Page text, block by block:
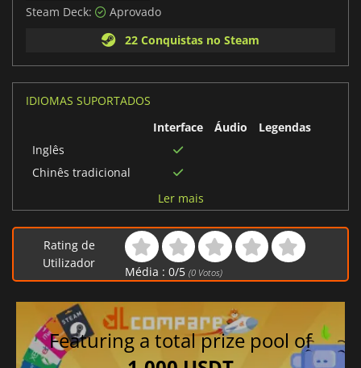
Steam Deck:
Aprovado
22 Conquistas no Steam
IDIOMAS SUPORTADOS
Interface
Áudio
Legendas
Inglês
Chinês tradicional
Português brasileiro
Espanhol
Alemão
Italiano
Tcheco
Francês
Ler mais
Rating de
Utilizador
Média : 0/5 (0Votos)
Featuring a total prize pool of